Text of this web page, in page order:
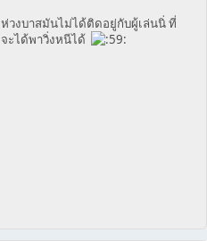
ห่วงบาสมันไม่ได้ติดอยู่กับผู้เล่นนิ่ ที่
จะได้พาวิ่งหนีได้